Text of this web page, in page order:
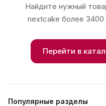
Найдите нужный
nextcake более 3400
Перейти в
Популярные разделы